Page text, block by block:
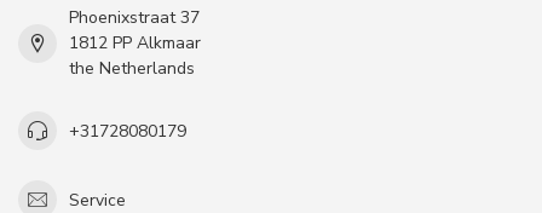
Phoenixstraat 37
1812 PP Alkmaar
the Netherlands
+31728080179
Service